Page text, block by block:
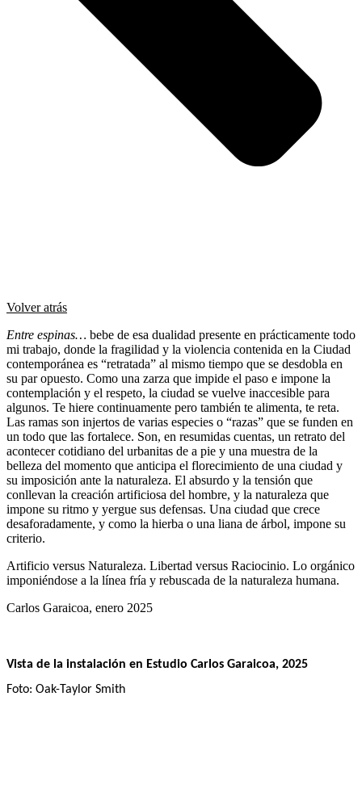
Volver atrás
Entre espinas… bebe de esa dualidad presente en prácticamente todo
mi trabajo, donde la fragilidad y la violencia contenida en la Ciudad
contemporánea es “retratada” al mismo tiempo que se desdobla en
su par opuesto. Como una zarza que impide el paso e impone la
contemplación y el respeto, la ciudad se vuelve inaccesible para
algunos. Te hiere continuamente pero también te alimenta, te reta.
Las ramas son injertos de varias especies o “razas” que se funden en
un todo que las fortalece. Son, en resumidas cuentas, un retrato del
acontecer cotidiano del urbanitas de a pie y una muestra de la
belleza del momento que anticipa el florecimiento de una ciudad y
su imposición ante la naturaleza. El absurdo y la tensión que
conllevan la creación artificiosa del hombre, y la naturaleza que
impone su ritmo y yergue sus defensas. Una ciudad que crece
desaforadamente, y como la hierba o una liana de árbol, impone su
criterio.
Artificio versus Naturaleza. Libertad versus Raciocinio. Lo orgánico
imponiéndose a la línea fría y rebuscada de la naturaleza humana.
Carlos Garaicoa, enero 2025
Vista de la instalación en Estudio Carlos Garaicoa, 2025
Foto: Oak-Taylor Smith